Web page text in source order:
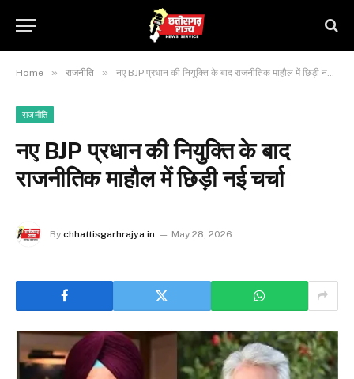
Home » राजनीति » नए BJP प्रधान की नियुक्ति के बाद राजनीतिक माहौल में छिड़ी नई चर्चा
राजनीति
नए BJP प्रधान की नियुक्ति के बाद
राजनीतिक माहौल में छिड़ी नई चर्चा
By chhattisgarhrajya.in May 28, 2026